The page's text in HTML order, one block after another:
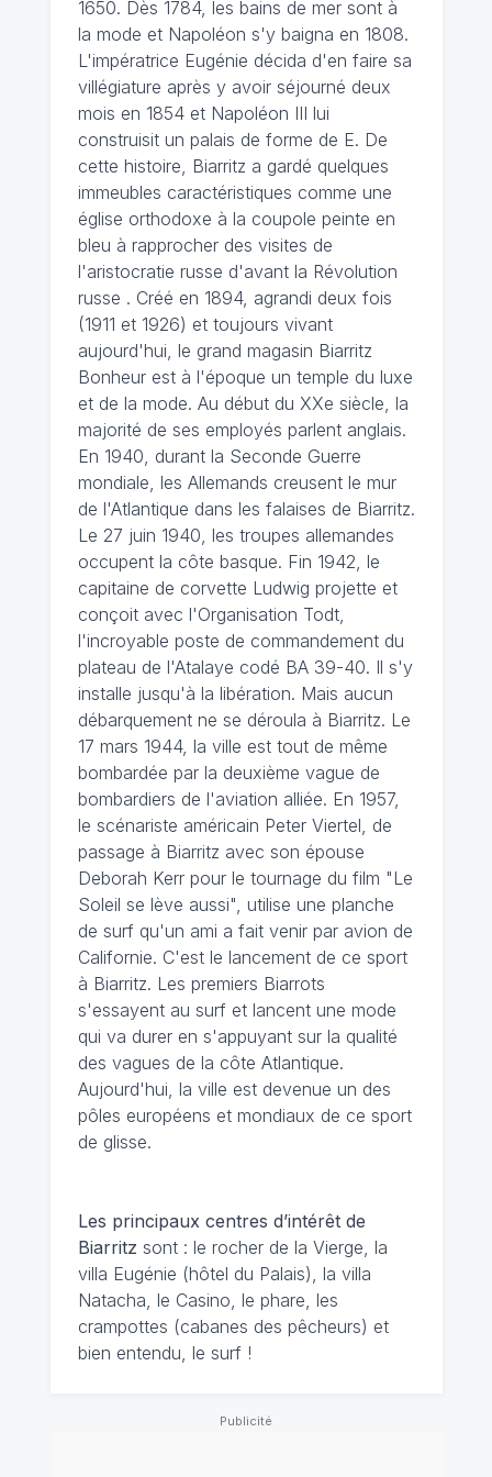
1650. Dès 1784, les bains de mer sont à
la mode et Napoléon s'y baigna en 1808.
L'impératrice Eugénie décida d'en faire sa
villégiature après y avoir séjourné deux
mois en 1854 et Napoléon III lui
construisit un palais de forme de E. De
cette histoire, Biarritz a gardé quelques
immeubles caractéristiques comme une
église orthodoxe à la coupole peinte en
bleu à rapprocher des visites de
l'aristocratie russe d'avant la Révolution
russe . Créé en 1894, agrandi deux fois
(1911 et 1926) et toujours vivant
aujourd'hui, le grand magasin Biarritz
Bonheur est à l'époque un temple du luxe
et de la mode. Au début du XXe siècle, la
majorité de ses employés parlent anglais.
En 1940, durant la Seconde Guerre
mondiale, les Allemands creusent le mur
de l'Atlantique dans les falaises de Biarritz.
Le 27 juin 1940, les troupes allemandes
occupent la côte basque. Fin 1942, le
capitaine de corvette Ludwig projette et
conçoit avec l'Organisation Todt,
l'incroyable poste de commandement du
plateau de l'Atalaye codé BA 39-40. Il s'y
installe jusqu'à la libération. Mais aucun
débarquement ne se déroula à Biarritz. Le
17 mars 1944, la ville est tout de même
bombardée par la deuxième vague de
bombardiers de l'aviation alliée. En 1957,
le scénariste américain Peter Viertel, de
passage à Biarritz avec son épouse
Deborah Kerr pour le tournage du film "Le
Soleil se lève aussi", utilise une planche
de surf qu'un ami a fait venir par avion de
Californie. C'est le lancement de ce sport
à Biarritz. Les premiers Biarrots
s'essayent au surf et lancent une mode
qui va durer en s'appuyant sur la qualité
des vagues de la côte Atlantique.
Aujourd'hui, la ville est devenue un des
pôles européens et mondiaux de ce sport
de glisse.
Les principaux centres d’intérêt de
Biarritz sont : le rocher de la Vierge, la
villa Eugénie (hôtel du Palais), la villa
Natacha, le Casino, le phare, les
crampottes (cabanes des pêcheurs) et
bien entendu, le surf !